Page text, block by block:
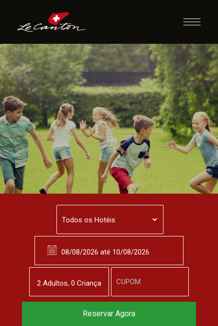
Cão e o Carteiro
2 Adultos, 0 Criança
Reservar Agora